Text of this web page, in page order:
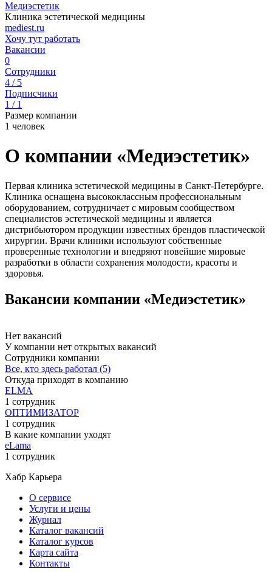
Медиэстетик
Клиника эстетической медицины
mediest.ru
Хочу тут работать
Вакансии
0
Сотрудники
4 / 5
Подписчики
1 / 1
Размер компании
1 человек
О компании «Медиэстетик»
Первая клиника эстетической медицины в Санкт-Петербурге.
Клиника оснащена высококлассным профессиональным
оборудованием, сотрудничает с мировым сообществом
специалистов эстетической медицины и является
дистрибьютором продукции известных брендов пластической
хирургии. Врачи клиники используют собственные
проверенные технологии и внедряют новейшие мировые
разработки в области сохранения молодости, красоты и
здоровья.
Вакансии компании «Медиэстетик»
Нет вакансий
У компании нет открытых вакансий
Сотрудники компании
Все, кто здесь работал (5)
Откуда приходят в компанию
ELMA
1 сотрудник
ОПТИМИЗАТОР
1 сотрудник
В какие компании уходят
eLama
1 сотрудник
Хабр Карьера
О сервисе
Услуги и цены
Журнал
Каталог вакансий
Каталог курсов
Карта сайта
Контакты